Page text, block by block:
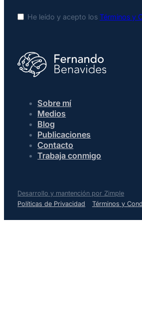
He leído y acepto losTérminos y
Sobre mí
Medios
Blog
Publicaciones
Contacto
Trabaja conmigo
Desarrollo y mantención por Zimple
Políticas de Privacidad
Términos y